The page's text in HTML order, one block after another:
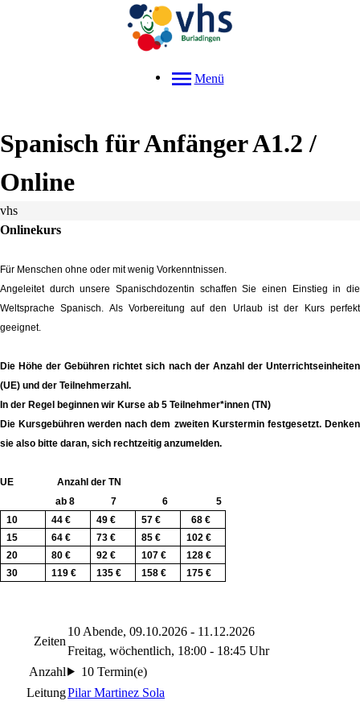
Menü
Spanisch für Anfänger A1.2 /
Online
vhs
Onlinekurs
Für Menschen ohne oder mit wenig Vorkenntnissen.
Angeleitet durch unsere Spanischdozentin schaffen Sie einen Einstieg in die
WeltspracheSpanisch. Als Vorbereitung auf den Urlaub ist der Kurs perfekt
geeignet.
Die Höhe der Gebühren richtet sich nach der Anzahl der Unterrichtseinheiten
(UE) und der Teilnehmerzahl.
In der Regel beginnen wir Kurse ab 5 Teilnehmer*innen (TN)
Die Kursgebühren werden nach dem zweiten Kurstermin festgesetzt. Denken
sie also bitte daran, sich rechtzeitig anzumelden.
UE Anzahl der TN
ab 8 7 6 5
10
44 € 49 € 57 €
68 €
15
64 € 73 € 85 €
102 €
20
80 € 92 € 107 €
128 €
30
119 € 135 € 158 € 175 €
Zeiten
10 Abende, 09.10.2026 - 11.12.2026
Freitag, wöchentlich, 18:00 - 18:45 Uhr
Anzahl
10 Termin(e)
LeitungPilar Martinez Sola